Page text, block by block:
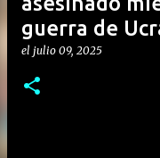
guerra de
el julio 09, 2025